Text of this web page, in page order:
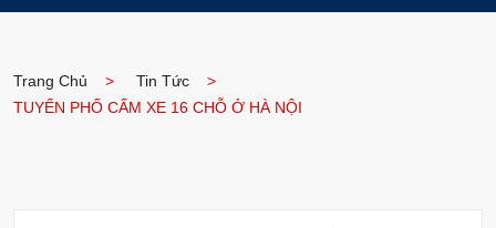
Trang Chủ
Tin Tức
TUYẾN PHỐ CẤM XE 16 CHỖ Ở HÀ NỘI